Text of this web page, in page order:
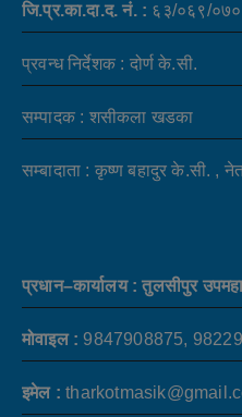
जि.प्र.का.दा.द. नं. : ६३/०६९/०७०
प्रवन्ध निर्देशक : दोर्ण के.सी.
सम्पादक : शसीकला खडका
सम्बादाता : कृष्ण बहादुर के.सी. ,
प्रधान–कार्यालय : तुलसीपुर
मोवाइल : 9847908875,
इमेल :